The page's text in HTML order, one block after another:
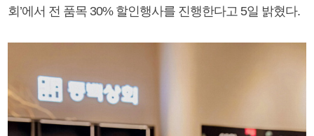
회’에서 전 품목 30% 할인행사를 진행한다고 5일 밝혔다.